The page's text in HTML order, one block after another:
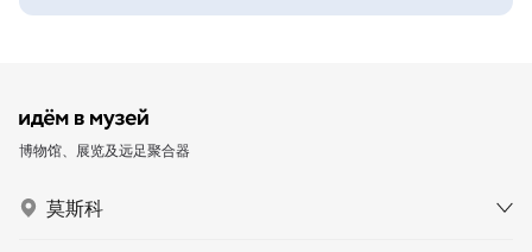
博物馆、展览及远足聚合器
莫斯科